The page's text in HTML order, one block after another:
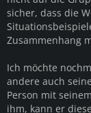
sicher, dass die
Zusammenhang
Ich möchte
andere auch
Person mit
ihm, kann er